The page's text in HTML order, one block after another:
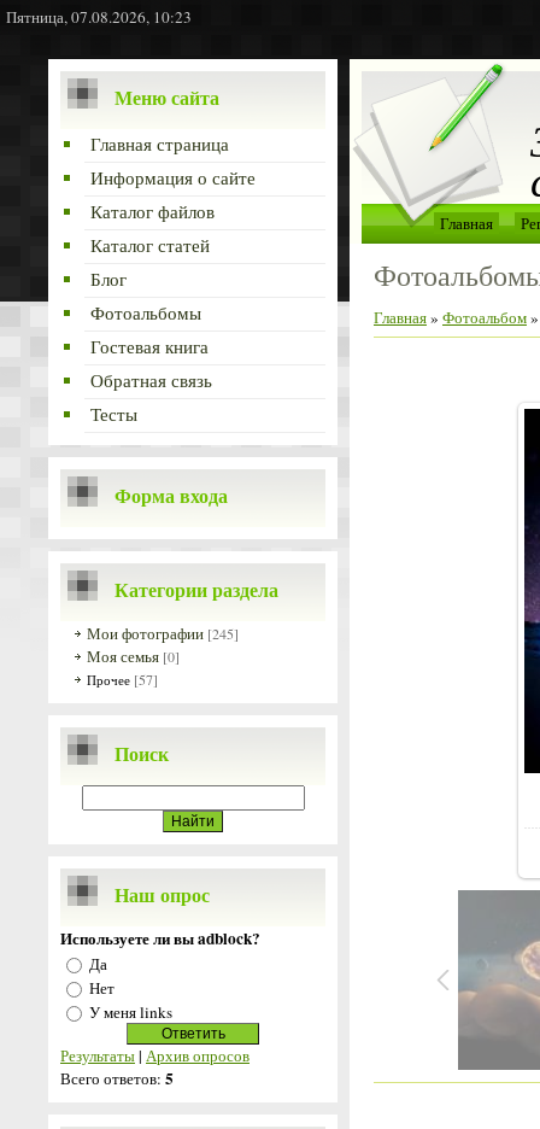
Пятница, 07.08.2026, 10:23
Меню сайта
Главная страница
Информация о сайте
Каталог файлов
Каталог статей
Блог
Фотоальбомы
Гостевая книга
Обратная связь
Тесты
Форма входа
Категории раздела
Мои фотографии [245]
Моя семья [0]
Прочее [57]
Поиск
Наш опрос
Используете ли вы adblock?
Да
Нет
У меня links
Результаты| Архив опросов
Всего ответов: 5
Главная
Главная» Фотоальбом